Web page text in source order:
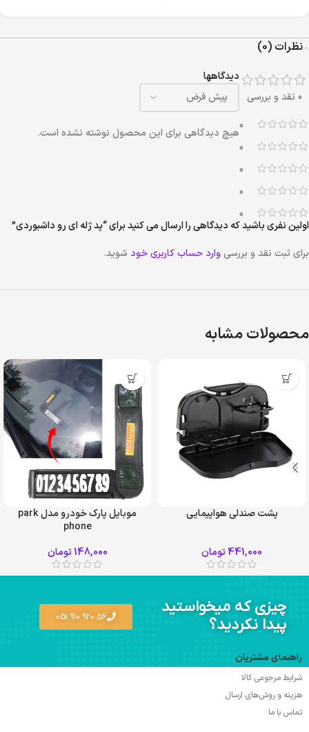
نظرات (0)
0 نقد و بررسی
0
0
0
0
0
دیدگاهها
هیچ دیدگاهی برای این محصول نوشته نشده است.
اولین نفری باشید که دیدگاهی را ارسال می کنید برای “پد ژله ای رو داشبوردی”
برای ثبت نقد و بررسی وارد حساب کاربری خود شوید.
محصولات مشابه
پشت صندلی هواپیمایی
441,000تومان
موبایل پارک خودرو مدل park
phone
148,000تومان
چیزی که میخواستید
پیدا نکردید؟
56 920 910 051
راهنمای مشتریان
شرایط مرجوعی کالا
هزینه و روش‌های ارسال
تماس با ما